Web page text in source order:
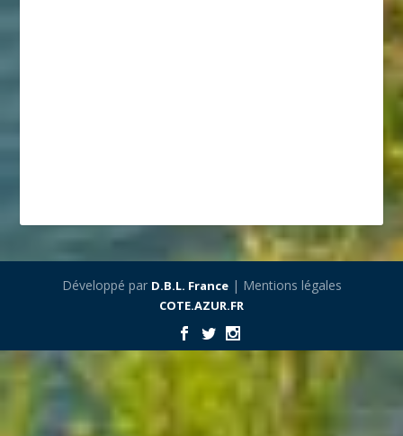
Développé par D.B.L. France| Mentions légales
COTE.AZUR.FR